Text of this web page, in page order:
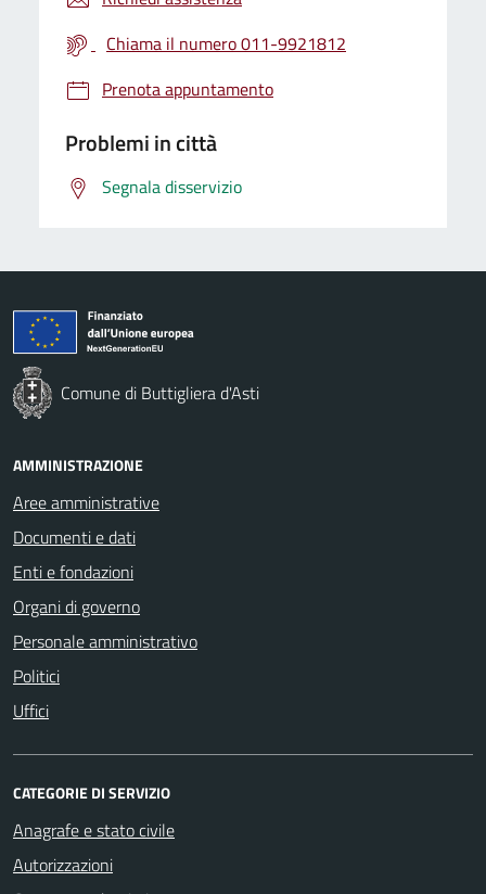
Chiama il numero 011-9921812
Prenota appuntamento
Problemi in città
Segnala disservizio
Comune di Buttigliera d'Asti
AMMINISTRAZIONE
Aree amministrative
Documenti e dati
Enti e fondazioni
Organi di governo
Personale amministrativo
Politici
Uffici
CATEGORIE DI SERVIZIO
Anagrafe e stato civile
Autorizzazioni